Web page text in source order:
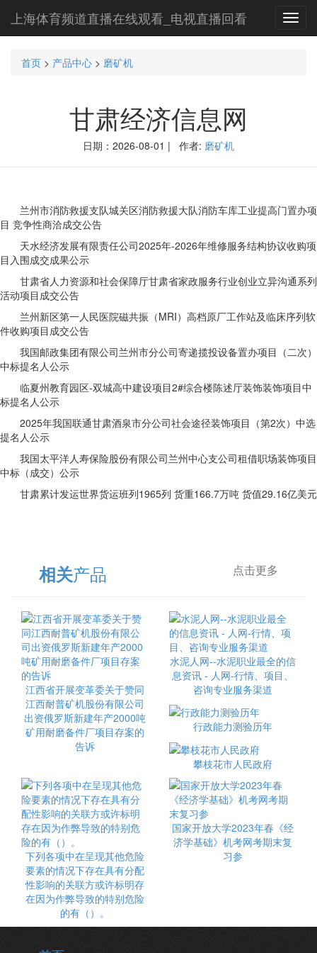
上海体育频道直播在线观看_电视直播回看
首页 > 产品中心 > 磨矿机
甘肃经济信息网
日期：2026-08-01 | 作者: 磨矿机
兰州市消防救援支队城关区消防救援大队消防车库工业提高门置办项
目 竞争性商洽成交公告
天水经济发展有限责任公司2025年-2026年维修服务结构协议收购项
目入围成交成果公示
甘肃省人力资源和社会保障厅甘肃省家政服务行业创业立异沟通系列
活动项目成交公告
兰州新区第一人民医院磁共振（MRI）高档原厂工作站及临床序列软
件收购项目成交公告
我国邮政集团有限公司兰州市分公司寄递揽投设备置办项目（二次）
中标提名人公示
临夏州教育园区-双城高中建设项目2#综合楼陈述厅装饰装饰项目中
标提名人公示
2025年我国联通甘肃酒泉市分公司社会途径装饰项目（第2次）中选
提名人公示
我国太平洋人寿保险股份有限公司兰州中心支公司租借职场装饰项目
中标（成交）公示
甘肃累计发运世界货运班列1965列 货重166.7万吨 货值29.16亿美元
相关产品 点击更多
江西省开展变革委关于赞同
江西耐普矿机股份有限公司
出资俄罗斯新建年产2000吨
矿用耐磨备件厂项目存案的
告诉
水泥人网--水泥职业最全的信
息资讯 - 人网-行情、项目、
咨询专业服务渠道
行政能力测验历年
攀枝花市人民政府
下列各项中在呈现其他危险
要素的情况下存在具有分配
性影响的关联方或许标明存
在因为作弊导致的特别危险
的有（）。
国家开放大学2023年春《经
济学基础》机考网考期末复
习参